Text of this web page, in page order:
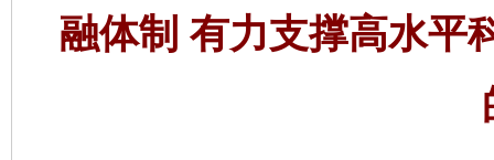
融体制 有力支撑高水平